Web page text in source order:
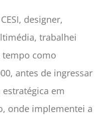
designer,
trabalhei
como
antes de ingressar
estratégica em
onde implementei a